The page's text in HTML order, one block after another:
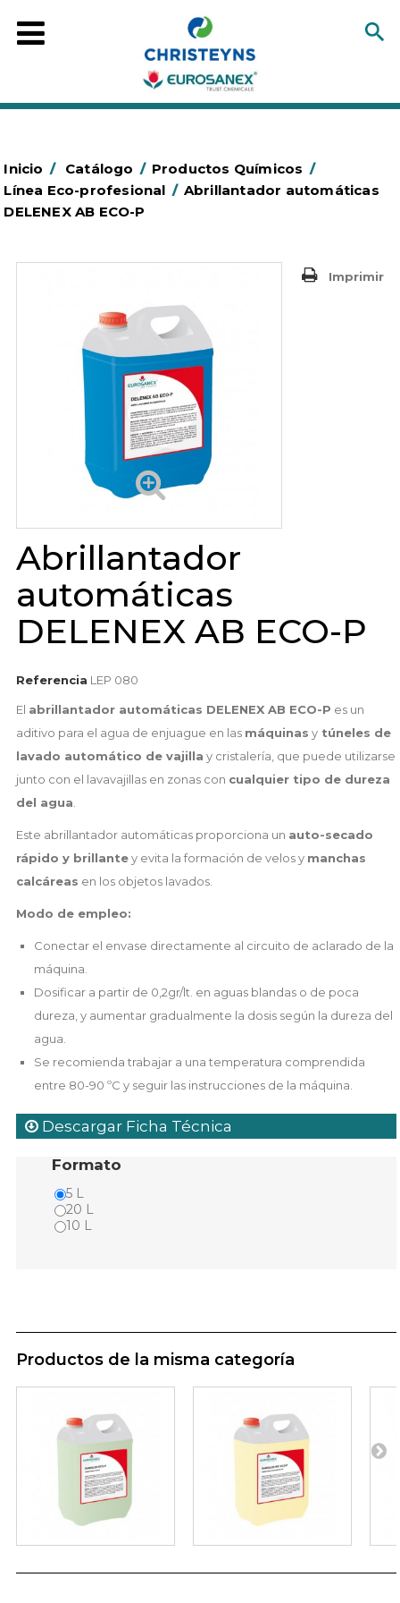
Inicio / Catálogo / Productos Químicos /
Línea Eco-profesional / Abrillantador automáticas
DELENEX AB ECO-P
Imprimir
Abrillantador
automáticas
DELENEX AB ECO-P
Referencia LEP 080
El abrillantador automáticas DELENEX AB ECO-P es un
aditivo para el agua de enjuague en las máquinas ytúneles de
lavado automático de vajilla y cristalería, que puede utilizarse
junto con el lavavajillas en zonas con cualquier tipo de dureza
del agua
Este abrillantador automáticas proporciona un auto-secado
rápido y brillantey evita la formación de velos y manchas
calcáreas en los objetos lavados.
Modo de empleo:
Conectar el envase directamente al circuito de aclarado de la
máquina.
Dosificar a partir de 0,2gr/lt. en aguas blandas o de poca
dureza, y aumentar gradualmente la dosis según la dureza del
agua.
Se recomienda trabajar a una temperatura comprendida
entre 80-90 ºC y seguir las instrucciones de la máquina.
Descargar Ficha Técnica
Formato
5 L
20 L
10 L
Productos de la misma categoría